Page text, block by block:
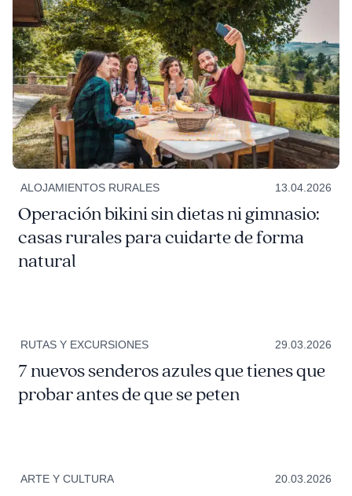
ALOJAMIENTOS RURALES 13.04.2026
Operación bikini sin dietas ni gimnasio:
casas rurales para cuidarte de forma
natural
RUTAS Y EXCURSIONES 29.03.2026
7 nuevos senderos azules que tienes que
probar antes de que se peten
ARTE Y CULTURA 20.03.2026